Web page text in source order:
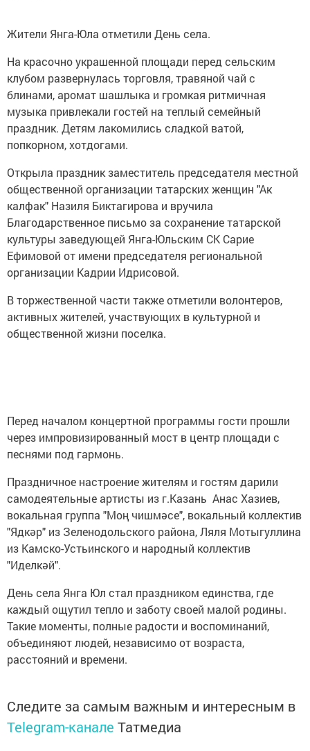
Жители Янга-Юла отметили День села.
На красочно украшенной площади перед сельским
клубом развернулась торговля, травяной чай с
блинами, аромат шашлыка и громкая ритмичная
музыка привлекали гостей на теплый семейный
праздник. Детям лакомились сладкой ватой,
попкорном, хотдогами.
Открыла праздник заместитель председателя местной
общественной организации татарских женщин "Ак
калфак" Назиля Биктагирова и вручила
Благодарственное письмо за сохранение татарской
культуры заведующей Янга-Юльским СК Сарие
Ефимовой от имени председателя региональной
организации Кадрии Идрисовой.
В торжественной части также отметили волонтеров,
активных жителей, участвующих в культурной и
общественной жизни поселка.
Перед началом концертной программы гости прошли
через импровизированный мост в центр площади с
песнями под гармонь.
Праздничное настроение жителям и гостям дарили
самодеятельные артисты из г.Казань Анас Хазиев,
вокальная группа "Моң чишмәсе", вокальный коллектив
"Ядкәр" из Зеленодольского района, Ляля Мотыгуллина
из Камско-Устьинского и народный коллектив
"Иделкәй".
День села Янга Юл стал праздником единства, где
каждый ощутил тепло и заботу своей малой родины.
Такие моменты, полные радости и воспоминаний,
объединяют людей, независимо от возраста,
расстояний и времени.
Следите за самым важным и интересным в
Telegram-канале Татмедиа